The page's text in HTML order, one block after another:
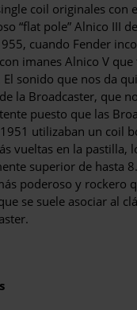
coil originales con
“flat pole” Alnico III
cuando Fender
imanes Alnico V
sonido que nos da
la Broadcaster, que
puesto que las
utilizaban un coil
vueltas en la pas­tilla,
superior de hasta
poderoso y rockero
se suele asociar al